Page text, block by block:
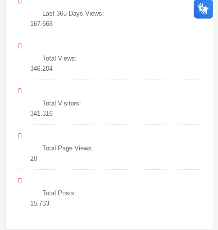
Last 365 Days Views:
167.668
Total Views:
346.204
Total Visitors:
341.316
Total Page Views:
28
Total Posts:
15.733